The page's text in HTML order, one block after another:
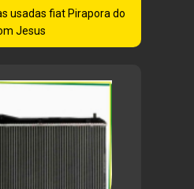
usadas fiat Pirapora do
Jesus